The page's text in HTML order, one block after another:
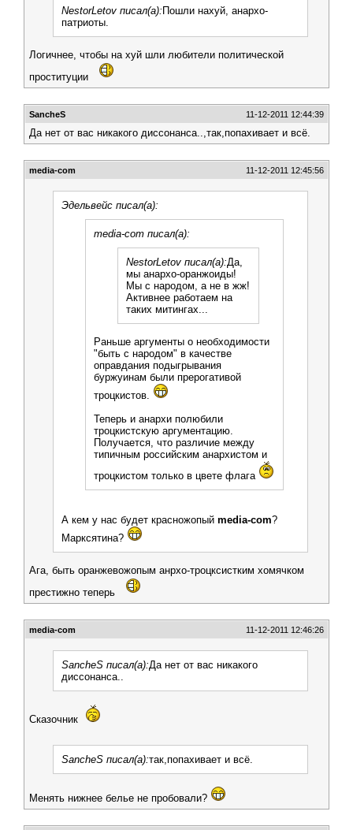
NestorLetov писал(а): Пошли нахуй, анархо-
патриоты.
Логичнее, чтобы на хуй шли любители политической
проституции
SancheS 11-12-2011 12:44:39
Да нет от вас никакого диссонанса..,так,попахивает и всё.
media-com 11-12-2011 12:45:56
Эдельвейс писал(а):
media-com писал(а):
NestorLetov писал(а):Да,
мы анархо-оранжоиды!
Мы с народом, а не в жж!
Активнее работаем на
таких митингах...
Раньше аргументы о необходимости
"быть с народом" в качестве
оправдания подыгрывания
буржуинам были прерогативой
троцкистов.
Теперь и анархи полюбили
троцкистскую аргументацию.
Получается, что различие между
типичным российским анархистом и
троцкистом только в цвете флага
А кем у нас будет красножопый media-com?
Марксятина?
Ага, быть оранжевожопым анрхо-троцксистким хомячком
престижно теперь
media-com 11-12-2011 12:46:26
SancheS писал(а):Да нет от вас никакого
диссонанса..
Сказочник
SancheS писал(а):так,попахивает и всё.
Менять нижнее белье не пробовали?